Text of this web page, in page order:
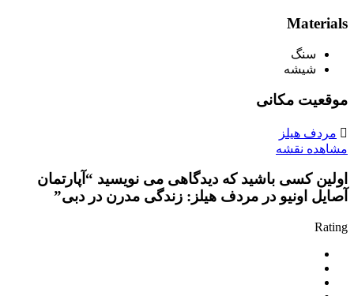
Materials
سنگ
شیشه
موقعیت مکانی
مردف هیلز
مشاهده نقشه
اولین کسی باشید که دیدگاهی می نویسید “آپارتمان‌
آصایل اونیو در مردف هیلز: زندگی مدرن در دبی”
Rating